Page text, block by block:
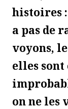
histoires :
a pas de
voyons,
elles sont
onne les